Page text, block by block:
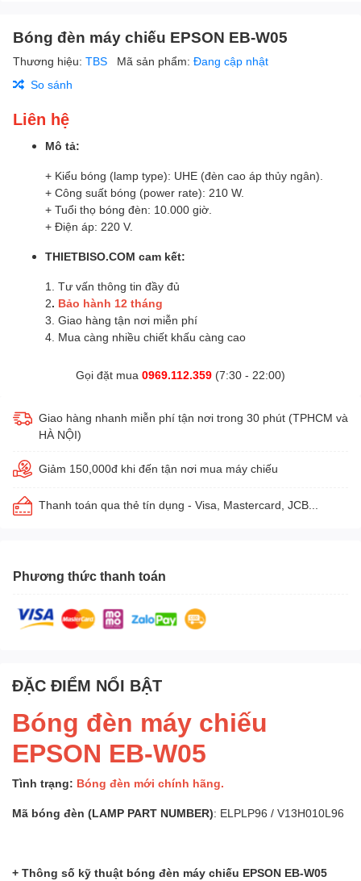
Bóng đèn máy chiếu EPSON EB-W05
Thương hiệu: TBS Mã sản phẩm: Đang cập nhật
So sánh
Liên hệ
Mô tả:
+ Kiểu bóng (lamp type): UHE (đèn cao áp thủy ngân).
+ Công suất bóng (power rate): 210 W.
+ Tuổi thọ bóng đèn: 10.000 giờ.
+ Điện áp: 220 V.
THIETBISO.COM cam kết:
1. Tư vấn thông tin đầy đủ
2. Bảo hành 12 tháng
3. Giao hàng tận nơi miễn phí
4. Mua càng nhiều chiết khấu càng cao
Gọi đặt mua 0969.112.359 (7:30 - 22:00)
Giao hàng nhanh miễn phí tận nơi trong 30 phút (TPHCM và
HÀ NỘI)
Giảm 150,000đ khi đến tận nơi mua máy chiếu
Thanh toán qua thẻ tín dụng - Visa, Mastercard, JCB...
Phương thức thanh toán
ĐẶC ĐIỂM NỔI BẬT
Bóng đèn máy chiếu
EPSON EB-W05
Tình trạng: Bóng đèn mới chính hãng.
Mã bóng đèn (LAMP PART NUMBER): ELPLP96 / V13H010L96
+ Thông số kỹ thuật bóng đèn máy chiếu EPSON EB-W05